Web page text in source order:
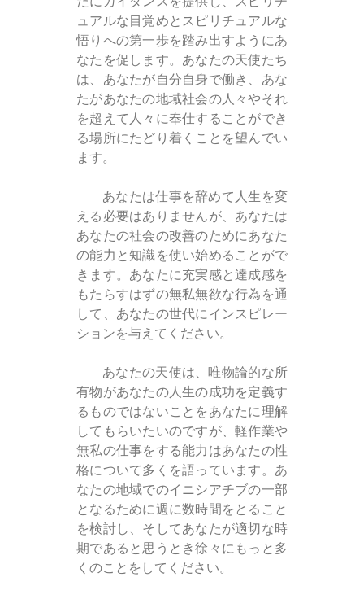
ュアルな目覚めとスピリチュアルな
悟りへの第一歩を踏み出すようにあ
なたを促します。あなたの天使たち
は、あなたが自分自身で働き、あな
たがあなたの地域社会の人々やそれ
を超えて人々に奉仕することができ
る場所にたどり着くことを望んでい
ます。
あなたは仕事を辞めて人生を変
える必要はありませんが、あなたは
あなたの社会の改善のためにあなた
の能力と知識を使い始めることがで
きます。あなたに充実感と達成感を
もたらすはずの無私無欲な行為を通
して、あなたの世代にインスピレー
ションを与えてください。
あなたの天使は、唯物論的な所
有物があなたの人生の成功を定義す
るものではないことをあなたに理解
してもらいたいのですが、軽作業や
無私の仕事をする能力はあなたの性
格について多くを語っています。あ
なたの地域でのイニシアチブの一部
となるために週に数時間をとること
を検討し、そしてあなたが適切な時
期であると思うとき徐々にもっと多
くのことをしてください。